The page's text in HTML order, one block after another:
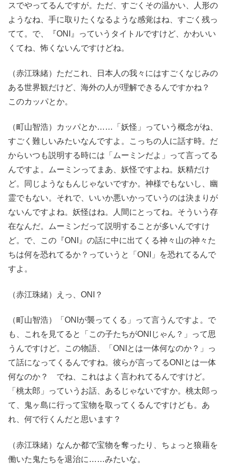
スでやってるんですが。ただ、すごくその温かい、人形の
ようなね、手に取りたくなるような感覚はね、すごく残っ
てて。で、『ONI』っていうタイトルですけど、かわいい
くてね、怖くないんですけどね。
（赤江珠緒）ただこれ、日本人の我々にはすごくなじみの
ある世界観だけど、海外の人が理解できるんですかね？
このカッパとか。
（町山智浩）カッパとか……「妖怪」っていう概念がね、
すごく難しいみたいなんですよ。こっちの人に話す時。だ
からいつも説明する時には「ムーミンだよ」って言ってる
んですよ。ムーミンってまあ、妖怪ですよね。妖精だけ
ど。同じようなもんじゃないですか。神様でもないし、幽
霊でもない。それで、いいか悪いかっていうのは決まりが
ないんですよね。妖怪はね。人間にとってね。そういう存
在なんだ。ムーミンだって説明することが多いんですけ
ど。で、この『ONI』の話に中に出てくる神々山の神々た
ちは何を恐れてるか？っていうと「ONI」を恐れてるんで
すよ。
（赤江珠緒）えっ、ONI？
（町山智浩）「ONIが襲ってくる」って言うんですよ。で
も、これを見てると「この子たちがONIじゃん？」って思
うんですけど。この物語、「ONIとは一体何なのか？」っ
て話になってくるんですね。彼らが言ってるONIとは一体
何なのか？ でね、これはよく言われてるんですけど。
「桃太郎」っていうお話、あるじゃないですか。桃太郎っ
て、鬼ヶ島に行って宝物を取ってくるんですけども。あ
れ、何で行くんだと思います？
（赤江珠緒）なんか都で宝物を奪ったり、ちょっと狼藉を
働いた鬼たちを退治に……みたいな。